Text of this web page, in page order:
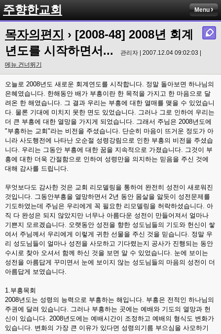
주향한교회 Menu
목자의편지 › [2008-48] 2008년 회계
년도를 시작하면서...
관리자 | 2007.12.04 09:02:03 |
메뉴 건너뛰기
오늘로 2008년도 새로운 회계연도를 시작합니다. 정말 돌아보면 하나님의
은혜였습니다. 한해동안 배가 부흥이란 한 목적을 가지고 한 마음으로 달
려온 한 해였습니다. 그 결과 우리는 부흥에 대한 열매를 맺을 수 있었습니
다. 물론 기대에 미치지 못한 면도 있었습니다. 그러나 그로 인하여 우리는
더 큰 부흥에 대한 열망을 가지게 되었습니다. 그래서 주님은 2008년도에
"부흥하는 교회"라는 비전을 주셨습니다. 단순히 마음이 뜨거운 정도가 아
니라 사도행전에 나타난 오순절 성령강림으로 인한 부흥의 비전을 주셨습
니다. 우리는 그동안 부흥에 대한 꿈을 지속적으로 가졌습니다. 그것이 부
흥에 대한 더욱 간절함으로 인하여 성령만을 의지하는 믿음을 주신 것에
대해 감사를 드립니다.
무엇보다도 감사한 것은 교회 리모델링을 통하여 완전히 성전이 새로워진
것입니다. 그동안부흥을 열망하면서 2년 동안 몸살을 앓듯이 성전문제를
기도하였는데 주님은 우리에게 꼭 필요한 리모델링을 허락하셨습니다. 아
직 다 완성은 되지 않았지만 너무나 아름다운 성전이 만들어져서 얼마나
기쁜지 모르겠습니다. 오랫동안 성전을 향한 성도님들의 기도와 헌신이 쌓
여서 주님께서 우리에게 이렇게 귀한 선물을 주신 것을 믿습니다. 정말 우
리 성도님들이 얼마나 성전을 사모하고 기다렸는지 공사가 진행되는 동안
수시로 찾아 오셔서 함께 하신 것을 보면 알 수 있었습니다. 눈에 보이는
성전을 아름답게 꾸미면서 눈에 보이지 않는 성도님들의 마음의 성전이 더
아름답게 보였습니다.
1.부흥목회
2008년도는 성령의 능력으로 부흥하는 해입니다. 부흥은 전적인 하나님의
주권에 달려 있습니다. 그러나 부흥하는 곳에는 예배와 기도의 열망과 헌
신이 있습니다. 2008년도에는 예배시간이 조정하고 예배의 형식도 변화가
있습니다. 변화의 가장 큰 이유가 있다면 성령의기름 부으심을 사모하기